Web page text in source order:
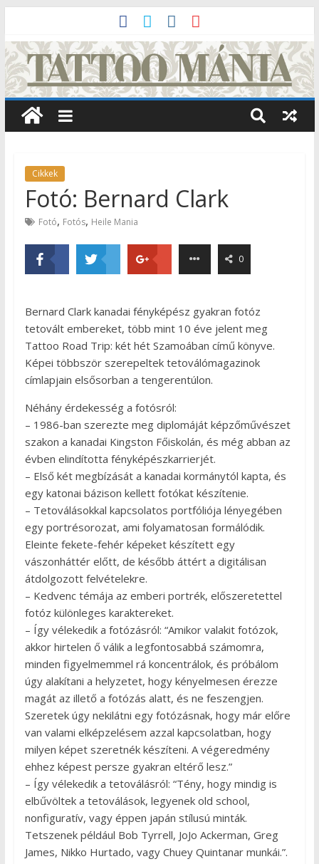
Cikkek
Fotó: Bernard Clark
Fotó, Fotós, Heile Mania
0
Bernard Clark kanadai fényképész gyakran fotóz
tetovált embereket, több mint 10 éve jelent meg
Tattoo Road Trip: két hét Szamoában című könyve.
Képei többször szerepeltek tetoválómagazinok
címlapjain elsősorban a tengerentúlon.
Néhány érdekesség a fotósról:
– 1986-ban szerezte meg diplomáját képzőművészet
szakon a kanadai Kingston Főiskolán, és még abban az
évben elindította fényképészkarrierjét.
– Első két megbízását a kanadai kormánytól kapta, és
egy katonai bázison kellett fotókat készítenie.
– Tetoválásokkal kapcsolatos portfóliója lényegében
egy portrésorozat, ami folyamatosan formálódik.
Eleinte fekete-fehér képeket készített egy
vászonháttér előtt, de később áttért a digitálisan
átdolgozott felvételekre.
– Kedvenc témája az emberi portrék, előszeretettel
fotóz különleges karaktereket.
– Így vélekedik a fotózásról: “Amikor valakit fotózok,
akkor hirtelen ő válik a legfontosabbá számomra,
minden figyelmemmel rá koncentrálok, és próbálom
úgy alakítani a helyzetet, hogy kényelmesen érezze
magát az illető a fotózás alatt, és ne feszengjen.
Szeretek úgy nekilátni egy fotózásnak, hogy már előre
van valami elképzelésem azzal kapcsolatban, hogy
milyen képet szeretnék készíteni. A végeredmény
ehhez képest persze gyakran eltérő lesz.”
– Így vélekedik a tetoválásról: “Tény, hogy mindig is
elbűvöltek a tetoválások, legyenek old school,
nonfiguratív, vagy éppen japán stílusú minták.
Tetszenek például Bob Tyrrell, JoJo Ackerman, Greg
James, Nikko Hurtado, vagy Chuey Quintanar munkái.”.